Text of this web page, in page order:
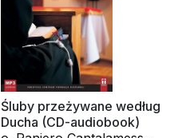
Śluby przeżywane według
Ducha (CD-audiobook)